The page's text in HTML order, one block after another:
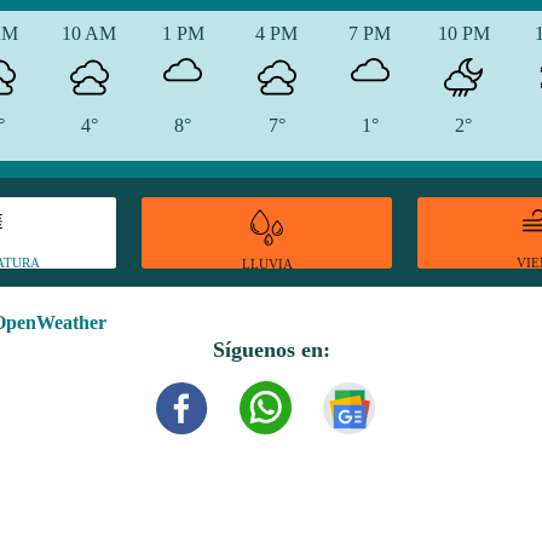
10 AM
4°
1 PM
8°
4 PM
7°
7 PM
1°
10 PM
2°
LLUVIA
Síguenos en: